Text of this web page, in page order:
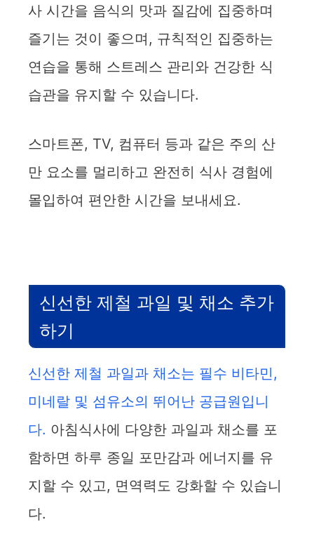
사 시간을 음식의 맛과 질감에 집중하며
즐기는 것이 좋으며, 규칙적인 집중하는
연습을 통해 스트레스 관리와 건강한 식
습관을 유지할 수 있습니다.
스마트폰, TV, 컴퓨터 등과 같은 주의 산
만 요소를 멀리하고 완전히 식사 경험에
몰입하여 편안한 시간을 보내세요.
신선한 제철 과일 및 채소 추가
하기
신선한 제철 과일과 채소는 필수 비타민,
미네랄 및 섬유소의 뛰어난 공급원입니
다. 아침식사에 다양한 과일과 채소를 포
함하면 하루 종일 포만감과 에너지를 유
지할 수 있고, 면역력도 강화할 수 있습니
다.